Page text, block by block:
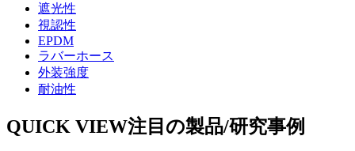
遮光性
視認性
EPDM
ラバーホース
外装強度
耐油性
QUICK VIEW注目の製品/研究事例